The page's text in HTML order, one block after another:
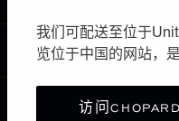
我们可配送至位于
览位于中国的网站，
访问
中国
本地化（更改
更改国家/地区